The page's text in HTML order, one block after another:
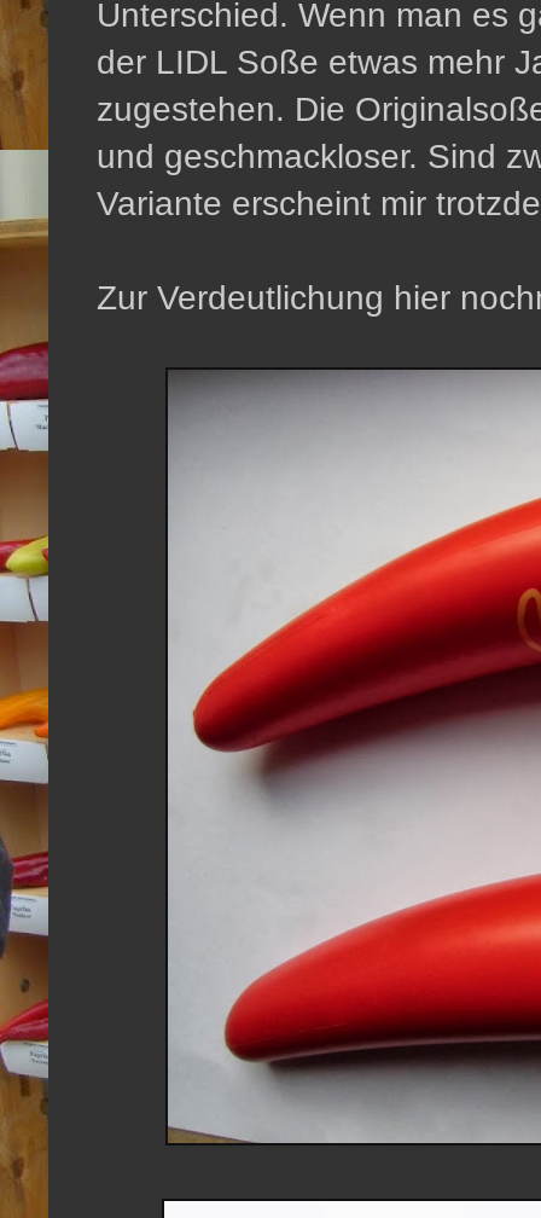
Unterschied. Wenn man es
der LIDL Soße etwas mehr
zugestehen. Die
und geschmackloser. Sind
Variante erscheint mir
Zur Verdeutlichung hier